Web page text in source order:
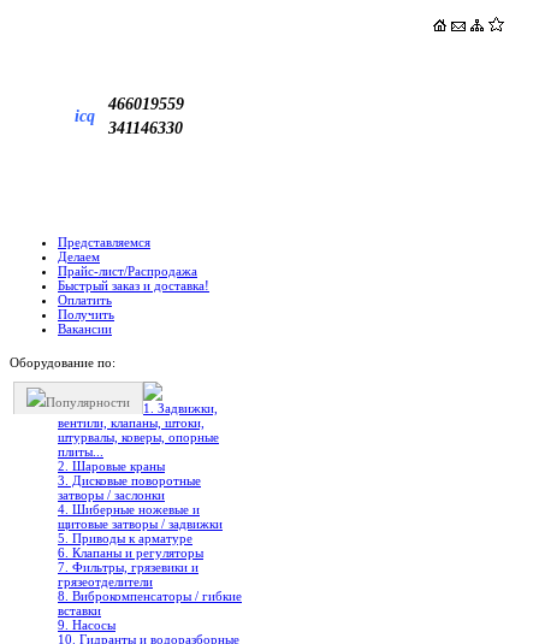
icq
466019559
341146330
Представляемся
Делаем
Прайс-лист/Распродажа
Быстрый заказ и доставка!
Оплатить
Получить
Вакансии
Оборудование по:
Популярности
1. Задвижки,
вентили, клапаны, штоки,
штурвалы, коверы, опорные
плиты...
2. Шаровые краны
3. Дисковые поворотные
затворы / заслонки
4. Шиберные ножевые и
щитовые затворы / задвижки
5. Приводы к арматуре
6. Клапаны и регуляторы
7. Фильтры, грязевики и
грязеотделители
8. Виброкомпенсаторы / гибкие
вставки
9. Насосы
10. Гидранты и водоразборные